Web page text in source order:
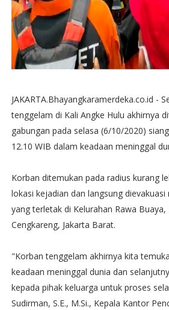
JAKARTA.Bhayangkaramerdeka.co.id -
tenggelam di Kali Angke Hulu akhirnya
gabungan pada selasa (6/10/2020)
12.10 WIB dalam keadaan meninggal
Korban ditemukan pada radius kurang
lokasi kejadian dan langsung
yang terletak di Kelurahan Rawa Buaya,
Cengkareng, Jakarta Barat.
"Korban tenggelam akhirnya kita
keadaan meninggal dunia dan
kepada pihak keluarga untuk proses
Sudirman, S.E., M.Si., Kepala Kantor